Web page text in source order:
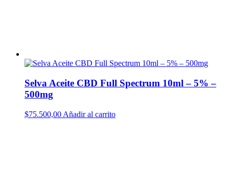
Selva Aceite CBD Full Spectrum 10ml – 5% –
500mg
$75.500,00 Añadir al carrito